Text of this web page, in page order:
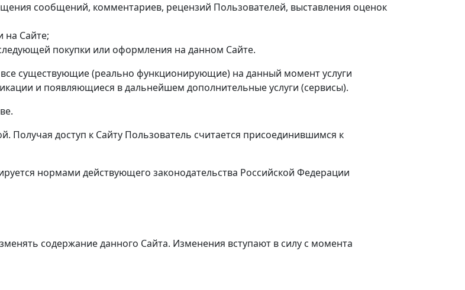
сообщений, комментариев, рецензий Пользователей, выставления оценок
на Сайте;
покупки или оформления на данном Сайте.
существующие (реально функционирующие) на данный момент услуги
и появляющиеся в дальнейшем дополнительные услуги (сервисы).
Получая доступ к Сайту Пользователь считается присоединившимся к
нормами действующего законодательства Российской Федерации
содержание данного Сайта. Изменения вступают в силу с момента